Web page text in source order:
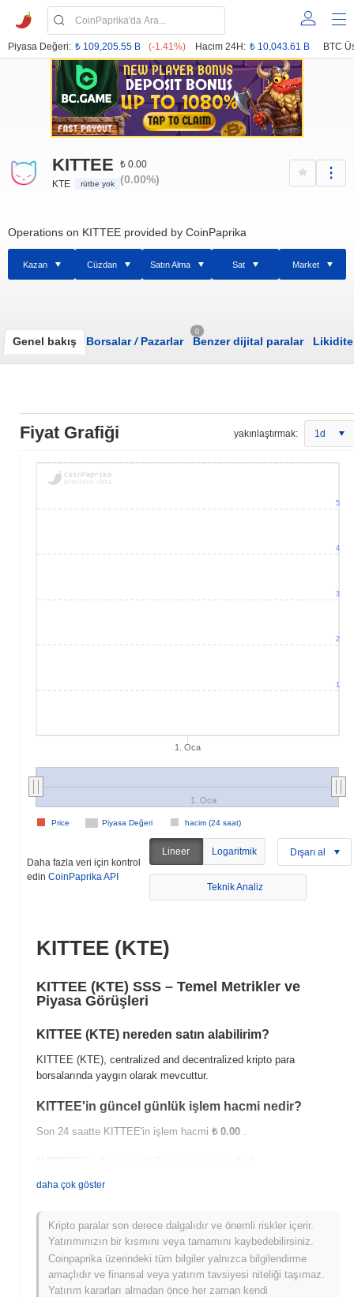
Piyasa Değeri: ₺ 109,205.55 B (-1.41%) Hacim 24H: ₺ 10,043.61 B BTC
KITTEE
KTE rütbe yok
₺ 0.00
(0.00%)
Operations on KITTEE provided by CoinPaprika
Kazan Cüzdan Satın Alma Sat Market
Genel bakış Borsalar/Pazarlar
0
Benzer dijital paralar Likidite
Fiyat Grafiği yakınlaştırmak: 1d
1. Oca
Piyasa Değeri hacim (24 saat)
Price
1. Oca
1
2
3
4
5
Daha fazla veri için kontrol
edin CoinPaprika API
Lineer Logaritmik Dışarı al
Teknik Analiz
KITTEE (KTE)
KITTEE (KTE) SSS – Temel Metrikler ve
Piyasa Görüşleri
KITTEE (KTE) nereden satın alabilirim?
KITTEE (KTE), centralized and decentralized kripto para
borsalarında yaygın olarak mevcuttur.
KITTEE'in güncel günlük işlem hacmi nedir?
Son 24 saatte KITTEE'in işlem hacmi ₺ 0.00 .
Tüm Zamanların En Yüksek Değeri (ATH):
KITTEE şu anda ATH'sinin ~99.57% altında işlem görüyor .
KITTEE, daha geniş kripto piyasasıyla
karşılaştırıldığında nasıl performans gösteriyor?
daha çok göster
Kripto paralar son derece dalgalıdır ve önemli riskler içerir.
Yatırımınızın bir kısmını veya tamamını kaybedebilirsiniz.
Coinpaprika üzerindeki tüm bilgiler yalnızca bilgilendirme
amaçlıdır ve finansal veya yatırım tavsiyesi niteliği taşımaz.
Yatırım kararları almadan önce her zaman kendi